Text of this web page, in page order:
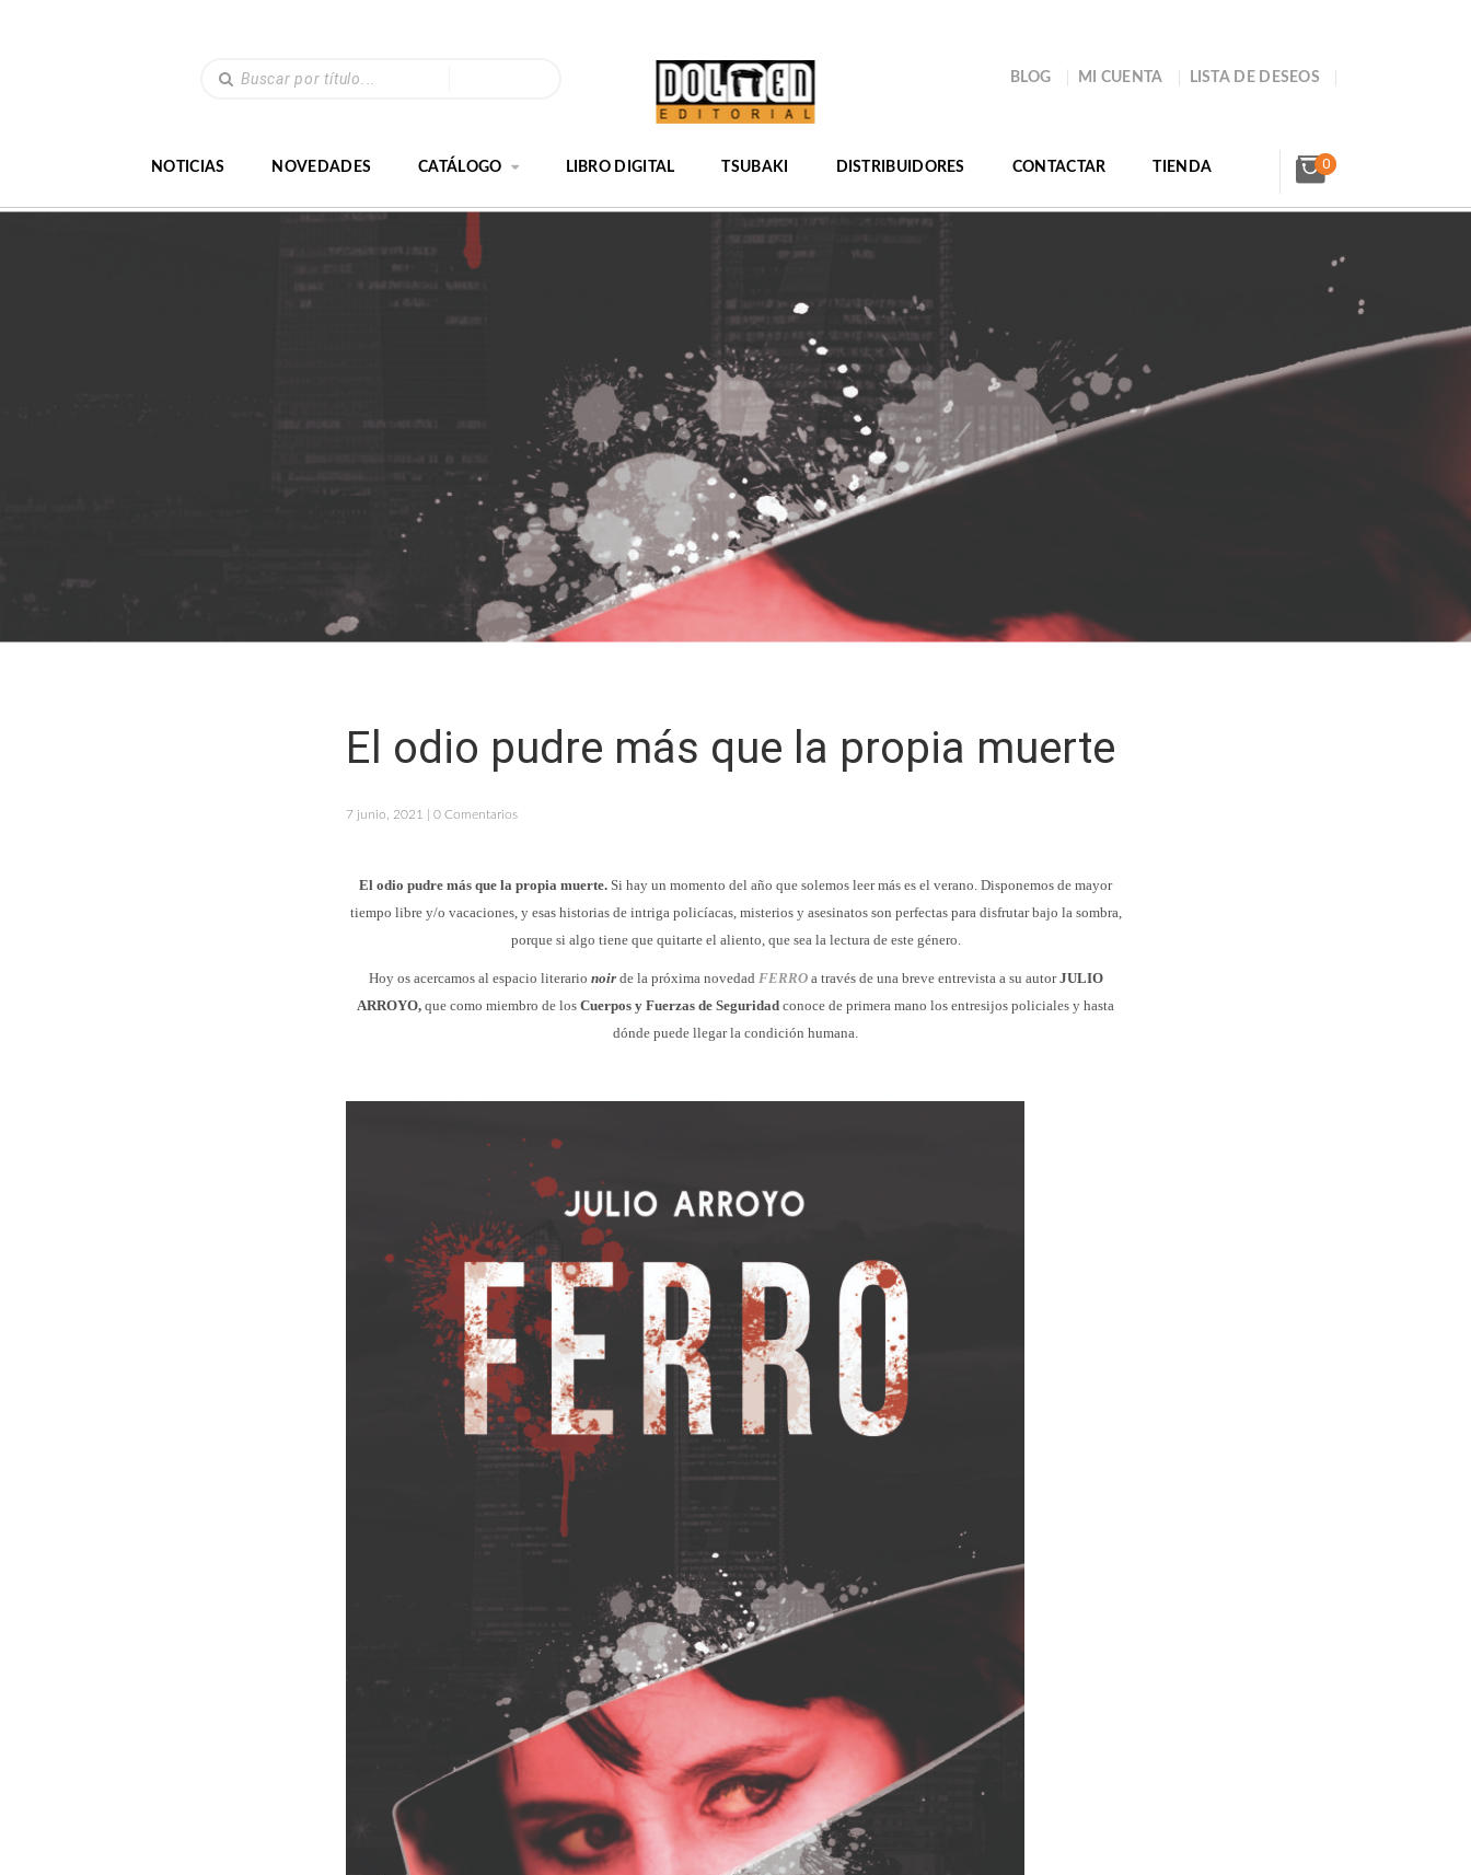
BLOG MI CUENTA LISTA DE DESEOS
NOTICIAS NOVEDADES CATÁLOGO LIBRO DIGITAL TSUBAKI DISTRIBUIDORES CONTACTAR TIENDA 0
El odio pudre más que la propia muerte
7 junio, 2021 | 0 Comentarios
El odio pudre más que la propia muerte. Si hay un momento del año que solemos leer más es el verano. Disponemos de mayor
tiempo libre y/o vacaciones, y esas historias de intriga policíacas, misterios y asesinatos son perfectas para disfrutar bajo la sombra,
porque si algo tiene que quitarte el aliento, que sea la lectura de este género.
Hoy os acercamos al espacio literario noirde la próxima novedad FERROa través de una breve entrevista a su autorJULIO
ARROYO, que como miembro de los Cuerpos y Fuerzas de Seguridad conoce de primera mano los entresijos policiales y hasta
dónde puede llegar la condición humana.